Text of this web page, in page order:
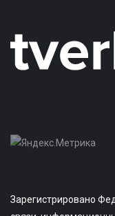
Зарегистрировано